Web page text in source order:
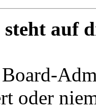
auf
oder